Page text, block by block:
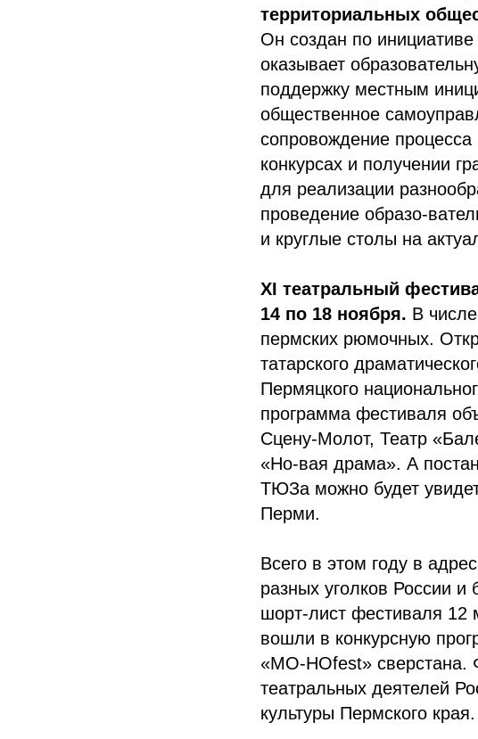
территориальных
Он создан по
оказывает
поддержку местным
общественное
сопровождение процесса
конкурсах и получении
для реализации
проведение образо-
и круглые столы на
XI театральный
14 по 18 ноября. В
пермских рюмочных.
татарского
Пермяцкого
программа фестиваля
Сцену-Молот, Театр
«Но-вая драма». А
ТЮЗа можно будет
Перми.
Всего в этом году в
разных уголков России и
шорт-лист фестиваля 12
вошли в конкурсную
«МО-НОfest» сверстана.
театральных деятелей
культуры Пермского края.